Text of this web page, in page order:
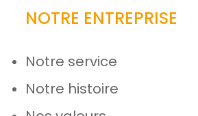
NOTRE ENTREPRISE
Notre service
Notre histoire